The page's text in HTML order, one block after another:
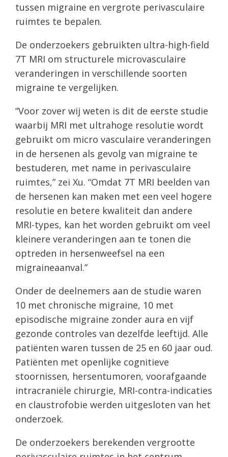
tussen migraine en vergrote perivasculaire
ruimtes te bepalen.
De onderzoekers gebruikten ultra-high-field
7T MRI om structurele microvasculaire
veranderingen in verschillende soorten
migraine te vergelijken.
“Voor zover wij weten is dit de eerste studie
waarbij MRI met ultrahoge resolutie wordt
gebruikt om micro vasculaire veranderingen
in de hersenen als gevolg van migraine te
bestuderen, met name in perivasculaire
ruimtes,” zei Xu. “Omdat 7T MRI beelden van
de hersenen kan maken met een veel hogere
resolutie en betere kwaliteit dan andere
MRI-types, kan het worden gebruikt om veel
kleinere veranderingen aan te tonen die
optreden in hersenweefsel na een
migraineaanval.”
Onder de deelnemers aan de studie waren
10 met chronische migraine, 10 met
episodische migraine zonder aura en vijf
gezonde controles van dezelfde leeftijd. Alle
patiënten waren tussen de 25 en 60 jaar oud.
Patiënten met openlijke cognitieve
stoornissen, hersentumoren, voorafgaande
intracraniële chirurgie, MRI-contra-indicaties
en claustrofobie werden uitgesloten van het
onderzoek.
De onderzoekers berekenden vergrootte